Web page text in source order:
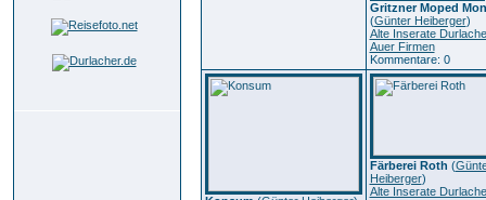
Gritzner Moped
(Günter Heiberger)
Alte Inserate
Auer Firmen
Kommentare: 0
Färberei Roth (
Heiberger)
Alte Inserate